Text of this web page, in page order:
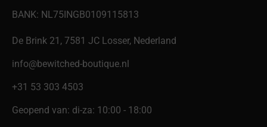
BANK: NL75INGB0109115813
De Brink 21, 7581 JC Losser, Nederland
info@bewitched-boutique.nl
‎+31 53 303 4503
Geopend van: di-za: 10:00 - 18:00